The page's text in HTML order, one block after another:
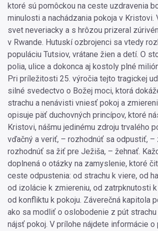
ktoré sú pomôckou na ceste uzdravenia
minulosti a nachádzania pokoja v Kristovi.
svet neveriacky a s hrôzou prizeral
v Rwande. Hutuskí ozbrojenci sa vtedy
populáciu Tutsiov, vrátane žien a detí. O
polia, ulice a dokonca aj kostoly plné
Pri príležitosti 25. výročia tejto tragickej
silné svedectvo o Božej moci, ktorá
strachu a nenávisti vniesť pokoj a
opisuje päť duchovných princípov, ktoré
Kristovi, nášmu jedinému zdroju trvalého
vďačný a veriť, – rozhodnúť sa odpustiť, –
rozhodnúť sa žiť pre Ježiša, – žehnať.
doplnená o otázky na zamyslenie, ktoré
ceste odpustenia: od strachu k viere, od
od izolácie k zmiereniu, od zatrpknutosti
od konfliktu k pokoju. Záverečná kapitola
ako sa modliť o oslobodenie z pút strachu
nájsť pokoj. V prílohe nájdete informácie o